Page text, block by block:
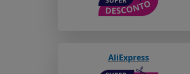
AliExpress